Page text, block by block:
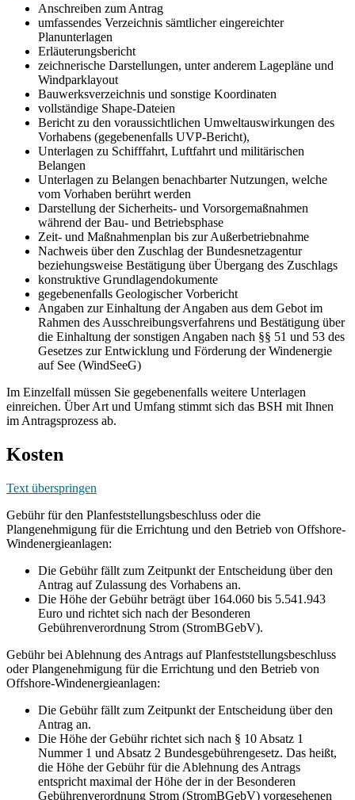
Anschreiben zum Antrag
umfassendes Verzeichnis sämtlicher eingereichter
Planunterlagen
Erläuterungsbericht
zeichnerische Darstellungen, unter anderem Lagepläne und
Windparklayout
Bauwerksverzeichnis und sonstige Koordinaten
vollständige Shape-Dateien
Bericht zu den voraussichtlichen Umweltauswirkungen des
Vorhabens (gegebenenfalls UVP-Bericht),
Unterlagen zu Schifffahrt, Luftfahrt und militärischen
Belangen
Unterlagen zu Belangen benachbarter Nutzungen, welche
vom Vorhaben berührt werden
Darstellung der Sicherheits- und Vorsorgemaßnahmen
während der Bau- und Betriebsphase
Zeit- und Maßnahmenplan bis zur Außerbetriebnahme
Nachweis über den Zuschlag der Bundesnetzagentur
beziehungsweise Bestätigung über Übergang des Zuschlags
konstruktive Grundlagendokumente
gegebenenfalls Geologischer Vorbericht
Angaben zur Einhaltung der Angaben aus dem Gebot im
Rahmen des Ausschreibungsverfahrens und Bestätigung über
die Einhaltung der sonstigen Angaben nach §§ 51 und 53 des
Gesetzes zur Entwicklung und Förderung der Windenergie
auf See (WindSeeG)
Im Einzelfall müssen Sie gegebenenfalls weitere Unterlagen
einreichen. Über Art und Umfang stimmt sich das BSH mit Ihnen
im Antragsprozess ab.
Kosten
Text überspringen
Gebühr für den Planfeststellungsbeschluss oder die
Plangenehmigung für die Errichtung und den Betrieb von Offshore-
Windenergieanlagen:
Die Gebühr fällt zum Zeitpunkt der Entscheidung über den
Antrag auf Zulassung des Vorhabens an.
Die Höhe der Gebühr beträgt über 164.060 bis 5.541.943
Euro und richtet sich nach der Besonderen
Gebührenverordnung Strom (StromBGebV).
Gebühr bei Ablehnung des Antrags auf Planfeststellungsbeschluss
oder Plangenehmigung für die Errichtung und den Betrieb von
Offshore-Windenergieanlagen:
Die Gebühr fällt zum Zeitpunkt der Entscheidung über den
Antrag an.
Die Höhe der Gebühr richtet sich nach § 10 Absatz 1
Nummer 1 und Absatz 2 Bundesgebührengesetz. Das heißt,
die Höhe der Gebühr für die Ablehnung des Antrags
entspricht maximal der Höhe der in der Besonderen
Gebührenverordnung Strom (StromBGebV) vorgesehenen